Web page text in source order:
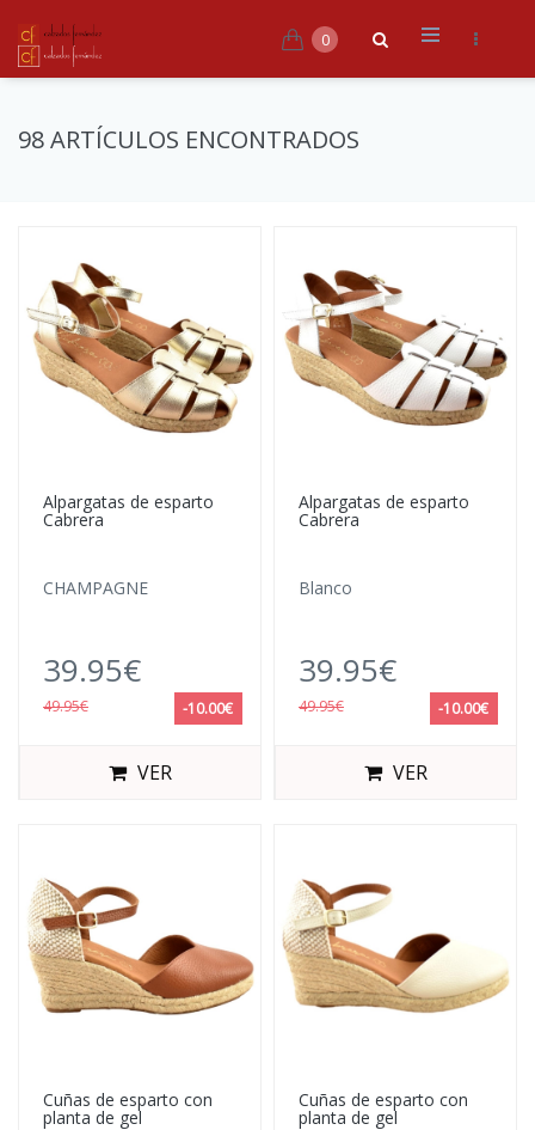
0
98 ARTÍCULOS ENCONTRADOS
Alpargatas de esparto
Cabrera
CHAMPAGNE
39.95€
49.95€ -10.00€
VER
Alpargatas de esparto
Cabrera
Blanco
39.95€
49.95€ -10.00€
VER
Cuñas de esparto con
planta de gel
Cuñas de esparto con
planta de gel